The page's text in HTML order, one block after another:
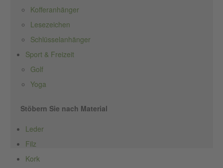
Kofferanhänger
Lesezeichen
Schlüsselanhänger
Sport & Freizeit
Golf
Yoga
Stöbern Sie nach Material
Leder
Filz
Kork